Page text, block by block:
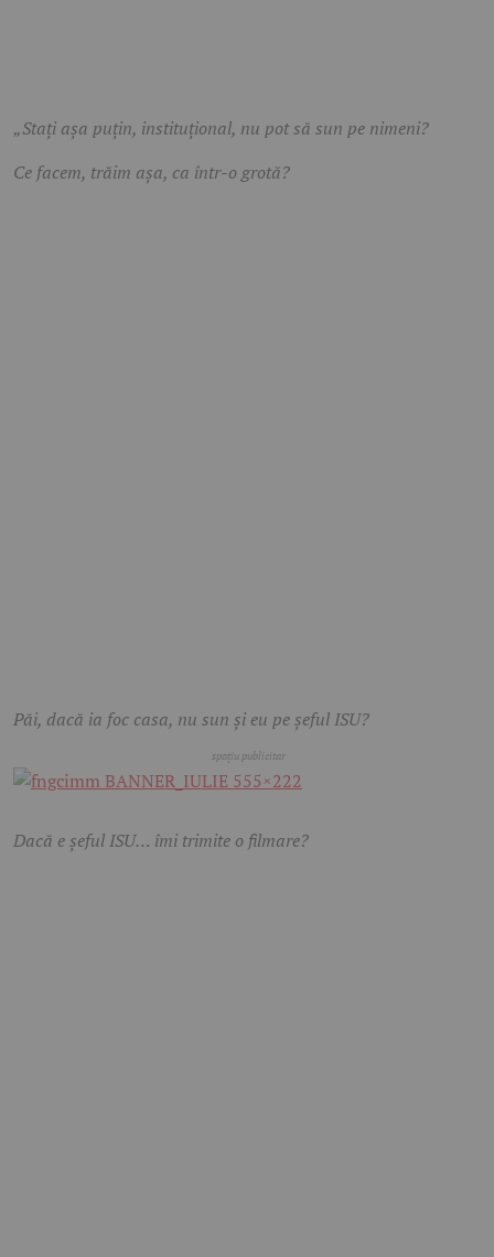
„Stați așa puțin, instituțional, nu pot să sun pe nimeni?
Ce facem, trăim așa, ca într-o grotă?
Păi, dacă ia foc casa, nu sun și eu pe șeful ISU?
Dacă e șeful ISU… îmi trimite o filmare?